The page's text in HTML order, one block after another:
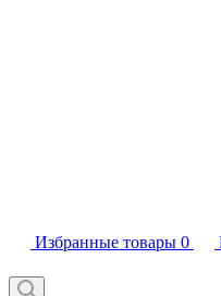
Избранные товары 0